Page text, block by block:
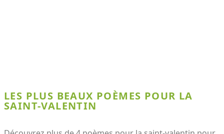
LES PLUS BEAUX POÈMES POUR LA
SAINT-VALENTIN